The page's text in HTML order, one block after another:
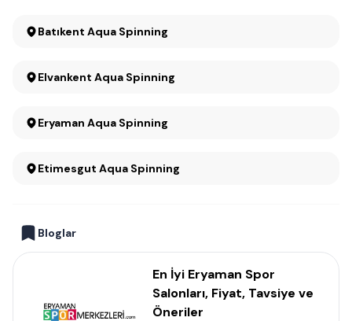
Batıkent Aqua Spinning
Elvankent Aqua Spinning
Eryaman Aqua Spinning
Etimesgut Aqua Spinning
Bloglar
En İyi Eryaman Spor
Salonları, Fiyat, Tavsiye ve
Öneriler